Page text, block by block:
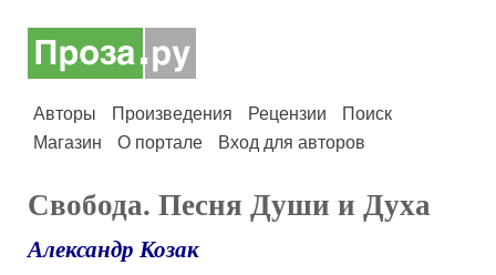
Авторы Произведения Рецензии
Поиск
Магазин
О портале Вход для авторов
Свобода. Песня Души и Духа
Александр Козак